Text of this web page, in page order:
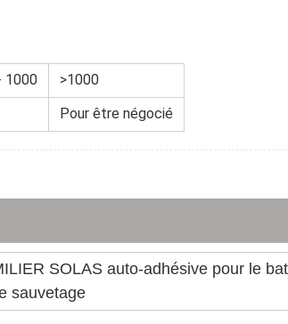
1000
>1000
Pour être négocié
SOLAS auto-adhésive pour le
sauvetage